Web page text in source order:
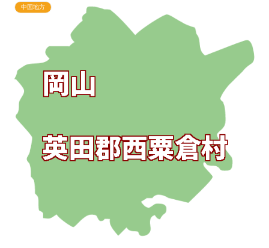
中国地方